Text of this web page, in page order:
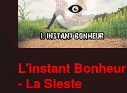
L'instant Bonheur
- La Sieste